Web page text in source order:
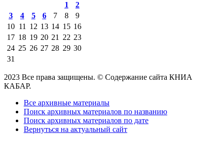
1
2
3
4 5 6 7 8
9
10 11 12 13 14 15 16
17 18 19 20 21 22 23
24 25 26 27 28 29 30
31
2023 Все права защищены. © Содержание сайта КНИА
КАБАР.
Все архивные материалы
Поиск архивных материалов по названию
Поиск архивных материалов по дате
Вернуться на актуальный сайт